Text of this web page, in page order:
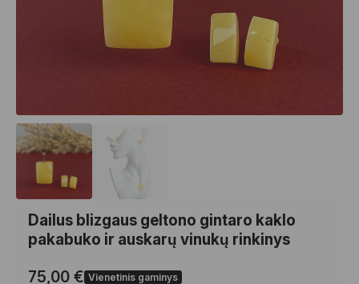
Dailus blizgaus geltono gintaro kaklo
pakabuko ir auskarų vinukų rinkinys
75,00 € Vienetinis gaminys